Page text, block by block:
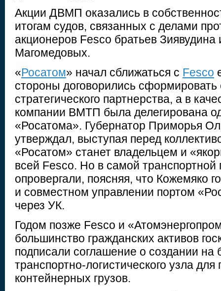
Акции ДВМП оказались в
итогам судов, связанных с делами
акционеров Fesco братьев
Магомедовых.
«Росатом» начал сближаться с Fesco
стороны договорились
стратегического партнерства, а в
компании ВМТП была делегирована
«Росатома». Губернатор Приморья
утверждал, выступая перед
«Росатом» станет владельцем и
всей Fesco. Но в самой транспортной
опровергали, поясняя, что Кожемяко
и совместном управлении портом
через УК.
Годом позже Fesco и
большинство гражданских активов
подписали соглашение о создании
транспортно-логистического узла
контейнерных грузов.